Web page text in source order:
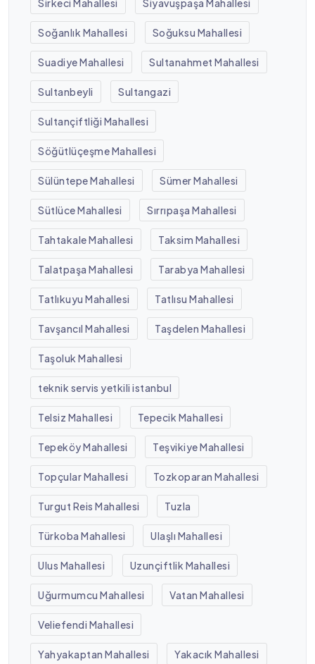
Soğanlık Mahallesi Soğuksu Mahallesi
Suadiye Mahallesi Sultanahmet Mahallesi
Sultanbeyli Sultangazi
Sultançiftliği Mahallesi
Söğütlüçeşme Mahallesi
Sülüntepe Mahallesi Sümer Mahallesi
Sütlüce Mahallesi Sırrıpaşa Mahallesi
Tahtakale Mahallesi Taksim Mahallesi
Talatpaşa Mahallesi Tarabya Mahallesi
Tatlıkuyu Mahallesi Tatlısu Mahallesi
Tavşancıl Mahallesi Taşdelen Mahallesi
Taşoluk Mahallesi
teknik servis yetkili istanbul
Telsiz Mahallesi Tepecik Mahallesi
Tepeköy Mahallesi Teşvikiye Mahallesi
Topçular Mahallesi Tozkoparan Mahallesi
Turgut Reis Mahallesi Tuzla
Türkoba Mahallesi Ulaşlı Mahallesi
Ulus Mahallesi Uzunçiftlik Mahallesi
Uğurmumcu Mahallesi Vatan Mahallesi
Veliefendi Mahallesi
Yahyakaptan Mahallesi Yakacık Mahallesi